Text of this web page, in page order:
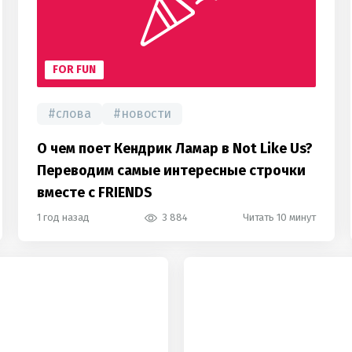
FOR FUN
#слова #новости
О чем поет Кендрик Ламар в Not Like Us?
Переводим самые интересные строчки
вместе с FRIENDS
1 год назад 3 884 Читать 10 минут